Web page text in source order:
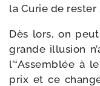
la Curie de res­ter
Dès lors, on
grande illu­sion
l’“Assemblée à
prix et ce